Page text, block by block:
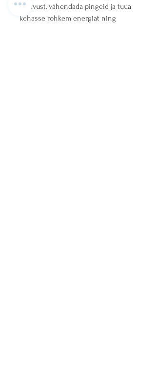
liikuvust, vähendada pingeid ja tuua
kehasse rohkem energiat ning